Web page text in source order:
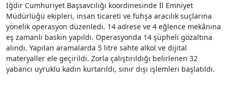
Iğdır Cumhuriyet Başsavcılığı koordinesinde İl Emniyet
Müdürlüğü ekipleri, insan ticareti ve fuhşa aracılık suçlarına
yönelik operasyon düzenledi. 14 adrese ve 4 eğlence mekânına
eş zamanlı baskın yapıldı. Operasyonda 14 şüpheli gözaltına
alındı. Yapılan aramalarda 5 litre sahte alkol ve dijital
materyaller ele geçirildi. Zorla çalıştırıldığı belirlenen 32
yabancı uyruklu kadın kurtarıldı, sınır dışı işlemleri başlatıldı.